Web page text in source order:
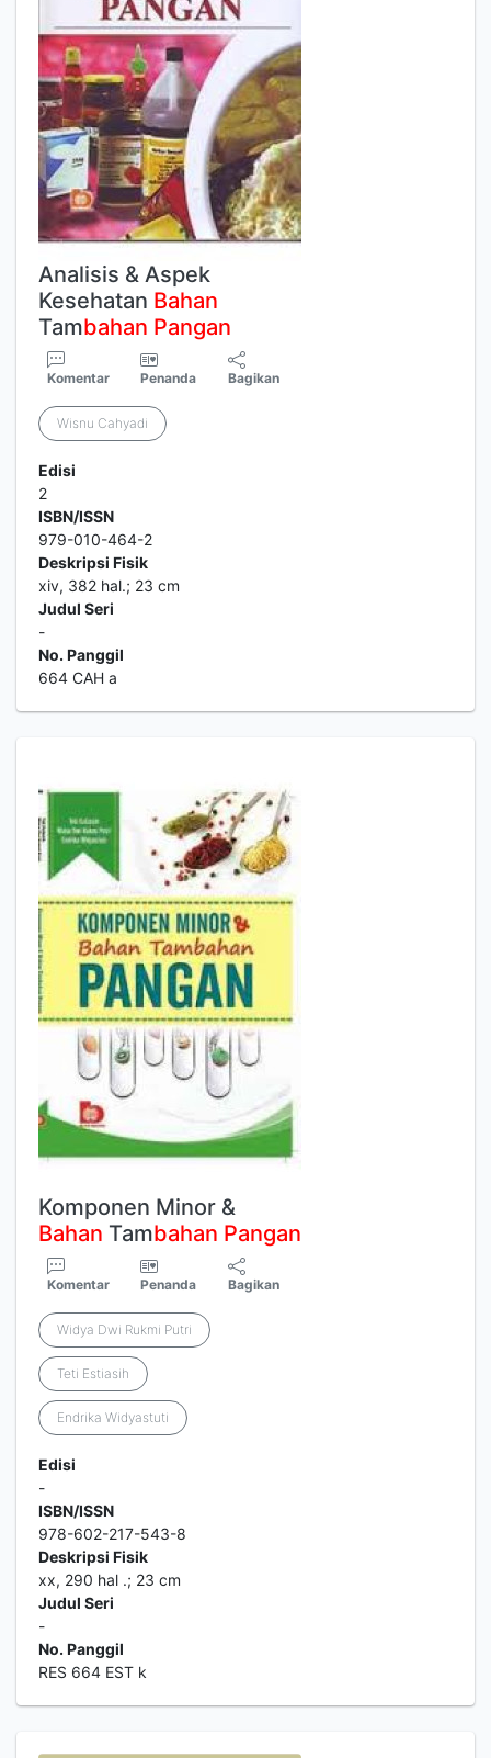
Analisis & Aspek
Kesehatan Bahan
Tambahan Pangan
Komentar Penanda Bagikan
Wisnu Cahyadi
Edisi
2
ISBN/ISSN
979-010-464-2
Deskripsi Fisik
xiv, 382 hal.; 23 cm
Judul Seri
-
No. Panggil
664 CAH a
Komponen Minor &
Bahan Tambahan Pangan
Komentar Penanda Bagikan
Widya Dwi Rukmi Putri
Teti Estiasih
Endrika Widyastuti
Edisi
-
ISBN/ISSN
978-602-217-543-8
Deskripsi Fisik
xx, 290 hal .; 23 cm
Judul Seri
-
No. Panggil
RES 664 EST k